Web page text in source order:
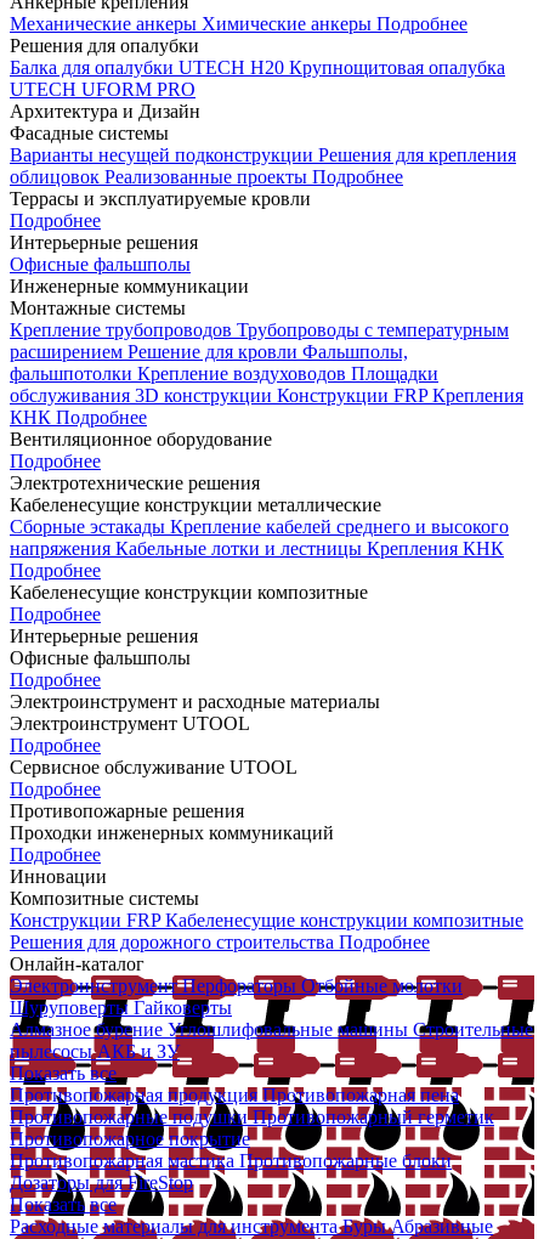
Механические анкеры Химические анкеры Подробнее
Решения для опалубки
Балка для опалубки UTECH H20 Крупнощитовая опалубка
UTECH UFORM PRO
Архитектура и Дизайн
Фасадные системы
Варианты несущей подконструкции Решения для крепления
облицовок Реализованные проекты Подробнее
Террасы и эксплуатируемые кровли
Подробнее
Интерьерные решения
Офисные фальшполы
Инженерные коммуникации
Монтажные системы
Крепление трубопроводов Трубопроводы с температурным
расширением Решение для кровли Фальшполы,
фальшпотолки Крепление воздуховодов Площадки
обслуживания 3D конструкции Конструкции FRPКрепления
КНК Подробнее
Вентиляционное оборудование
Подробнее
Электротехнические решения
Кабеленесущие конструкции металлические
Сборные эстакады Крепление кабелей среднего и высокого
напряжения Кабельные лотки и лестницы Крепления КНК
Подробнее
Кабеленесущие конструкции композитные
Подробнее
Интерьерные решения
Офисные фальшполы
Подробнее
Электроинструмент и расходные материалы
Электроинструмент UTOOL
Подробнее
Сервисное обслуживание UTOOL
Подробнее
Противопожарные решения
Проходки инженерных коммуникаций
Подробнее
Инновации
Композитные системы
Конструкции FRPКабеленесущие конструкции композитные
Решения для дорожного строительства Подробнее
Онлайн-каталог
ЭлектроинструментПерфораторы Отбойные молотки
Шуруповерты Гайковерты
Алмазное бурение Углошлифовальные машины Строительные
пылесосыАКБ и ЗУ
Показать все
Противопожарная продукция Противопожарная пена
Противопожарные подушкиПротивопожарный герметик
Противопожарное покрытие
Противопожарная мастика Противопожарные блоки
Дозаторы для FireStop
Показать все
Расходные материалы для инструментаБурыАбразивные